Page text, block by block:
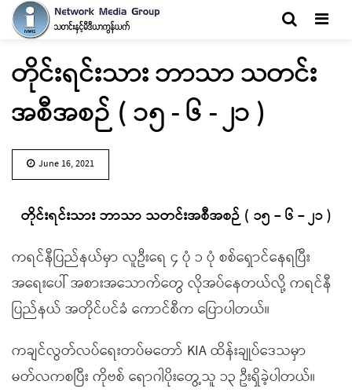
တိုင်းရင်းသား ဘာသာ သတင်း
အစီအစဉ် ( ၁၅ - ၆ - ၂၁ )
June 16, 2021
တိုင်းရင်းသား ဘာသာ သတင်းအစီအစဉ် ( ၁၅ – ၆ – ၂၁ )
ကရင်နီပြည်နယ်မှာ လူဦးရေ ၄ ပုံ ၁ ပုံ စစ်ရှောင်နေရပြီး
အရေးပေါ် အစားအသောက်တွေ လိုအပ်နေတယ်လို့ ကရင်နီ
ပြည်နယ် အတိုင်ပင်ခံ ကောင်စီက ပြောပါတယ်။
ကချင်လွတ်လပ်ရေးတပ်မတော် KIA ထိန်းချုပ်ဒေသမှာ
မတ်လကစပြီး ကိုဗစ် ရောဂါပိုးတွေ့သူ ၁၃ ဦးရှိခဲ့ပါတယ်။